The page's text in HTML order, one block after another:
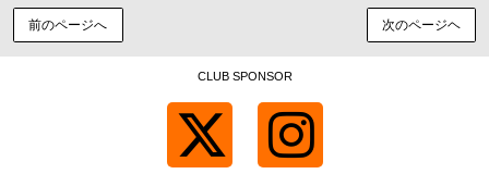
前のページへ 次のページヘ
CLUB SPONSOR